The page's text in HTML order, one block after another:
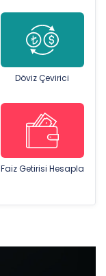
Döviz Çevirici
Faiz Getirisi Hesapla